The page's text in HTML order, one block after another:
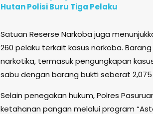
Hutan Polisi Buru Tiga Pelaku
Satuan Reserse Narkoba juga
260 pelaku terkait kasus narkoba.
narkotika, termasuk pengungkapan
sabu dengan barang bukti seberat 2,075
Selain penegakan hukum, Polres
ketahanan pangan melalui program